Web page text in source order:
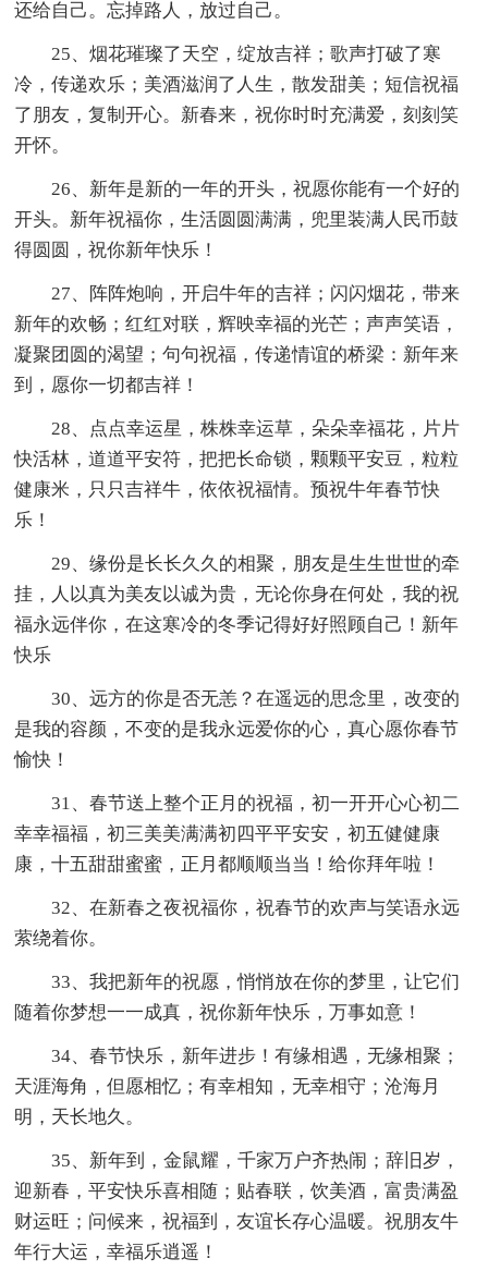
还给自己。忘掉路人，放过自己。
25、烟花璀璨了天空，绽放吉祥；歌声打破了寒
冷，传递欢乐；美酒滋润了人生，散发甜美；短信祝福
了朋友，复制开心。新春来，祝你时时充满爱，刻刻笑
开怀。
26、新年是新的一年的开头，祝愿你能有一个好的
开头。新年祝福你，生活圆圆满满，兜里装满人民币鼓
得圆圆，祝你新年快乐！
27、阵阵炮响，开启牛年的吉祥；闪闪烟花，带来
新年的欢畅；红红对联，辉映幸福的光芒；声声笑语，
凝聚团圆的渴望；句句祝福，传递情谊的桥梁：新年来
到，愿你一切都吉祥！
28、点点幸运星，株株幸运草，朵朵幸福花，片片
快活林，道道平安符，把把长命锁，颗颗平安豆，粒粒
健康米，只只吉祥牛，依依祝福情。预祝牛年春节快
乐！
29、缘份是长长久久的相聚，朋友是生生世世的牵
挂，人以真为美友以诚为贵，无论你身在何处，我的祝
福永远伴你，在这寒冷的冬季记得好好照顾自己！新年
快乐
30、远方的你是否无恙？在遥远的思念里，改变的
是我的容颜，不变的是我永远爱你的心，真心愿你春节
愉快！
31、春节送上整个正月的祝福，初一开开心心初二
幸幸福福，初三美美满满初四平平安安，初五健健康
康，十五甜甜蜜蜜，正月都顺顺当当！给你拜年啦！
32、在新春之夜祝福你，祝春节的欢声与笑语永远
萦绕着你。
33、我把新年的祝愿，悄悄放在你的梦里，让它们
随着你梦想一一成真，祝你新年快乐，万事如意！
34、春节快乐，新年进步！有缘相遇，无缘相聚；
天涯海角，但愿相忆；有幸相知，无幸相守；沧海月
明，天长地久。
35、新年到，金鼠耀，千家万户齐热闹；辞旧岁，
迎新春，平安快乐喜相随；贴春联，饮美酒，富贵满盈
财运旺；问候来，祝福到，友谊长存心温暖。祝朋友牛
年行大运，幸福乐逍遥！